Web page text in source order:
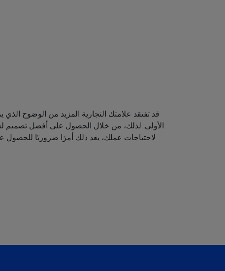
قد تفتقد علامتك التجارية المزيد من الوضوح الذي
الأولى. لذلك، من خلال الحصول على أفضل تصميم
لاحتياجات عملك، يعد ذلك أمرًا ضروريًا